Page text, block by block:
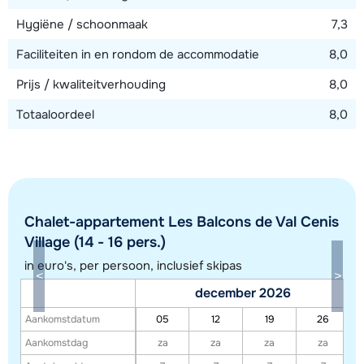
Toon alle accommodaties in dit gebied
exacte locatie kan enigszins afwijken.
Hygiëne / schoonmaak
7,3
Faciliteiten in en rondom de accommodatie
8,0
Prijs / kwaliteitverhouding
8,0
Totaaloordeel
8,0
Chalet-appartement Les Balcons de Val Cenis
Village (14 - 16 pers.)
in euro's, per persoon, inclusief skipas
Aankomstdatum
Aankomstdag
december 2026
05 12 19
26
za
za za
za